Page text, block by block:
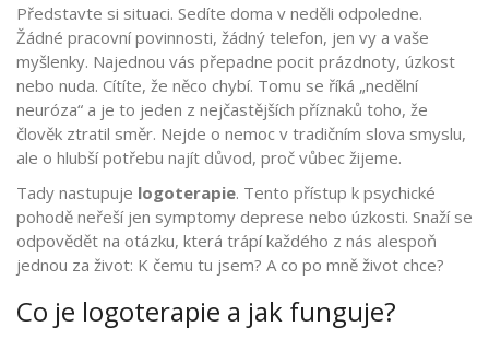
Představte si situaci. Sedíte doma v neděli odpoledne.
Žádné pracovní povinnosti, žádný telefon, jen vy a vaše
myšlenky. Najednou vás přepadne pocit prázdnoty, úzkost
nebo nuda. Cítíte, že něco chybí. Tomu se říká „nedělní
neuróza“ a je to jeden z nejčastějších příznaků toho, že
člověk ztratil směr. Nejde o nemoc v tradičním slova smyslu,
ale o hlubší potřebu najít důvod, proč vůbec žijeme.
Tady nastupuje logoterapie. Tento přístup k psychické
pohodě neřeší jen symptomy deprese nebo úzkosti. Snaží se
odpovědět na otázku, která trápí každého z nás alespoň
jednou za život: K čemu tu jsem? A co po mně život chce?
Co je logoterapie a jak funguje?